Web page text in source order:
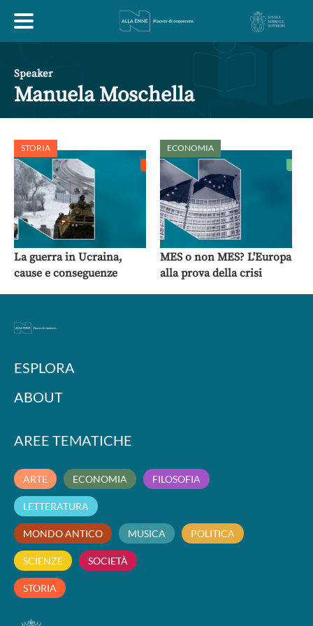
ESPLORA
ABOUT
ARTE ECONOMIA FILOSOFIA
LETTERATURA MONDO ANTICO MUSICA
POLITICA SCIENZE SOCIETÀ STORIA
Speaker
Manuela Moschella
STORIA
La guerra in Ucraina,
cause e conseguenze
ECONOMIA
MES o non MES? L'Europa
alla prova della crisi
ESPLORA
ABOUT
AREE TEMATICHE
ARTE ECONOMIA FILOSOFIA
LETTERATURA
MONDO ANTICO MUSICA POLITICA
SCIENZE SOCIETÀ
STORIA